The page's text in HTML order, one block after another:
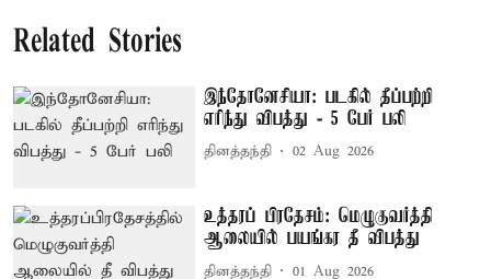
Related Stories
இந்தோனேசியா: படகில் தீப்பற்றி
எரிந்து விபத்து - 5 பேர் பலி
தினத்தந்தி 02 Aug 2026
உத்தரப் பிரதேசம்: மெழுகுவர்த்தி
ஆலையில் பயங்கர தீ விபத்து
தினத்தந்தி 01 Aug 2026